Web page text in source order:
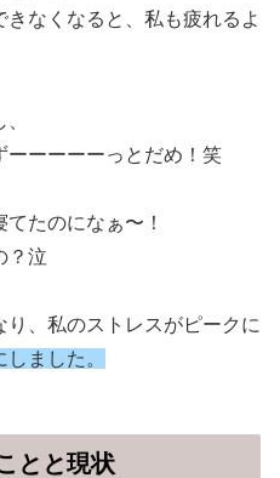
なくなると、私も疲れるよ
ーーーーーっとだめ！笑
たのになぁ〜！
？泣
、私のストレスがピークに
ました。
とと現状